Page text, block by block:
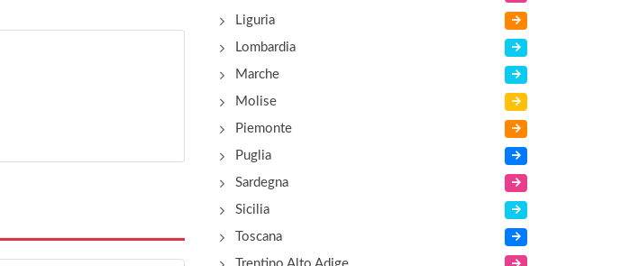
Liguria
Lombardia
Marche
Molise
Piemonte
Puglia
Sardegna
Sicilia
Toscana